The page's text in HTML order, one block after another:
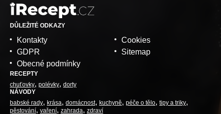
DŮLEŽITÉ ODKAZY
Kontakty
GDPR
Obecné podmínky
Cookies
Sitemap
RECEPTY
chuťovky polévky dorty
NÁVODY
babské rady krása domácnost kuchyně péče o tělo tipy a triky
pěstování vaření zahrada zdraví